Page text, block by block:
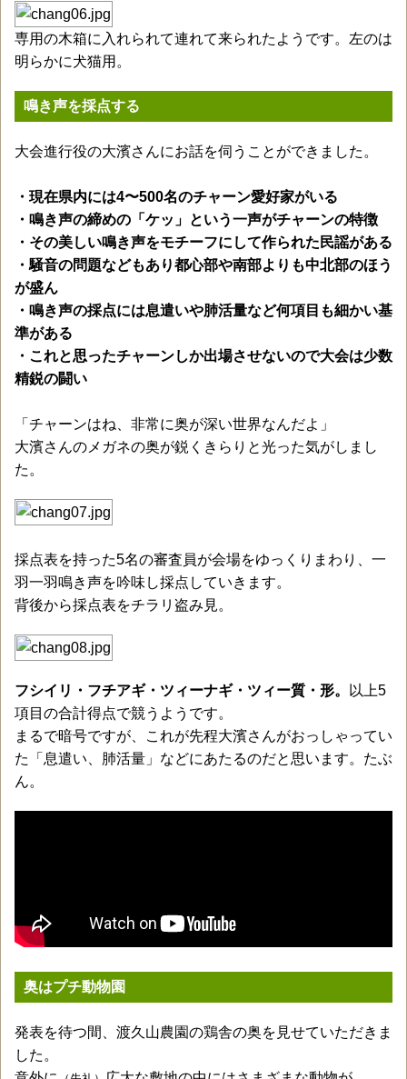
専用の木箱に入れられて連れて来られたようです。左のは
明らかに犬猫用。
鳴き声を採点する
大会進行役の大濱さんにお話を伺うことができました。
・現在県内には4〜500名のチャーン愛好家がいる
・鳴き声の締めの「ケッ」という一声がチャーンの特徴
・その美しい鳴き声をモチーフにして作られた民謡がある
・騒音の問題などもあり都心部や南部よりも中北部のほう
が盛ん
・鳴き声の採点には息遣いや肺活量など何項目も細かい基
準がある
・これと思ったチャーンしか出場させないので大会は少数
精鋭の闘い
「チャーンはね、非常に奥が深い世界なんだよ」
大濱さんのメガネの奥が鋭くきらりと光った気がしまし
た。
採点表を持った5名の審査員が会場をゆっくりまわり、一
羽一羽鳴き声を吟味し採点していきます。
背後から採点表をチラリ盗み見。
フシイリ・フチアギ・ツィーナギ・ツィー質・形。
以上5
項目の合計得点で競うようです。
まるで暗号ですが、これが先程大濱さんがおっしゃってい
た「息遣い、肺活量」などにあたるのだと思います。たぶ
ん。
奥はプチ動物園
発表を待つ間、渡久山農園の鶏舎の奥を見せていただきま
した。